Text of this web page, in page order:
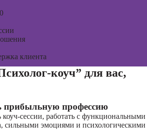
клиента
коуч” для вас,
прибыльную профессию
коуч-сессии, работать с функциональными
сильными эмоциями и психологическими